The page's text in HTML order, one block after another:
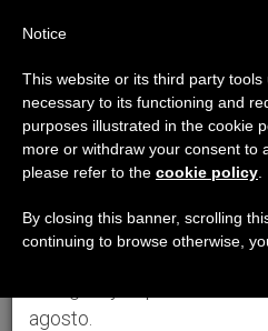
Aviso importante
Del 27 de julio al 7 de
anual, aprovechando que
se generan menos
agosto.
Notice
This website or its third party
necessary to its functioning and
purposes illustrated in the cookie
more or withdraw your consent to
please refer to the cookie policy
By closing this banner, scrolling
continuing to browse otherwise,